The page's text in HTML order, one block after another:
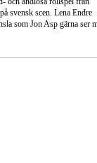
svensk scen. Lena Endre
som Jon Asp gärna ser